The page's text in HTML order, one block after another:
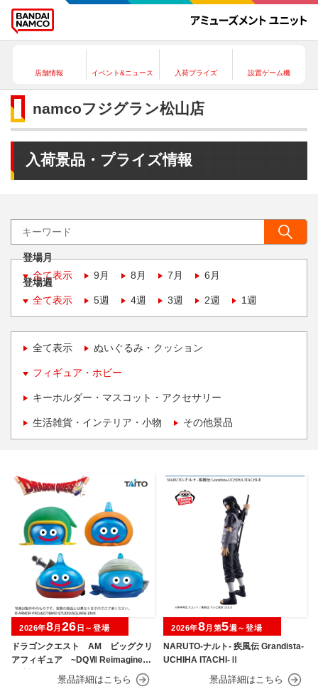
店舗情報 イベント&ニュース 入荷プライズ 設置ゲーム機
namcoフジグラン松山店
入荷景品・プライズ情報
登場月
全て表示
9月 8月 7月 6月
登場週
全て表示
5週 4週 3週 2週 1週
全て表示 ぬいぐるみ・クッション
フィギュア・ホビー
キーホルダー・マスコット・アクセサリー
生活雑貨・インテリア・小物 その他景品
ドラゴンクエスト AM ビッグクリ
アフィギュア ~DQⅦ Reimagined
発売記念編~
2026年8月 26 日～登場
NARUTO-ナルト- 疾風伝 Grandista-
UCHIHA ITACHI-Ⅱ
2026年8月第5週～登場